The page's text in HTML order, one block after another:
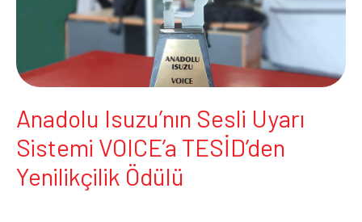
Anadolu Isuzu’nın Sesli Uyarı
Sistemi VOICE’a TESİD’den
Yenilikçilik Ödülü